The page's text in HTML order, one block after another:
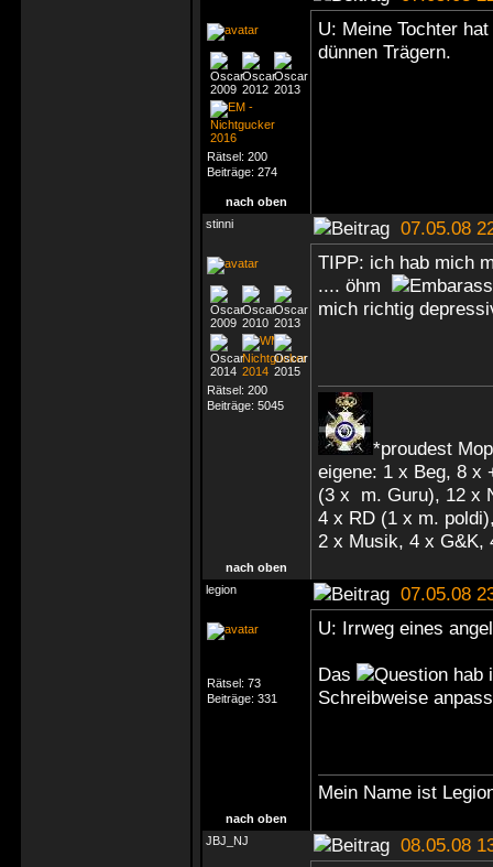
Rätsel: 200
Beiträge: 274
U: Meine Tochter
dünnen Trägern.
nach oben
stinni
07.05.08
Rätsel: 200
Beiträge: 5045
TIPP: ich hab mich
.... öhm
mich richtig
*proudest
eigene: 1 x Beg, 8 x
(3 x m. Guru), 12 x
4 x RD (1 x m.
2 x Musik, 4 x G&K,
nach oben
legion
07.05.08
Rätsel: 73
Beiträge: 331
U: Irrweg eines
Das
hab
Schreibweise
Mein Name ist
nach oben
JBJ_NJ
08.05.08